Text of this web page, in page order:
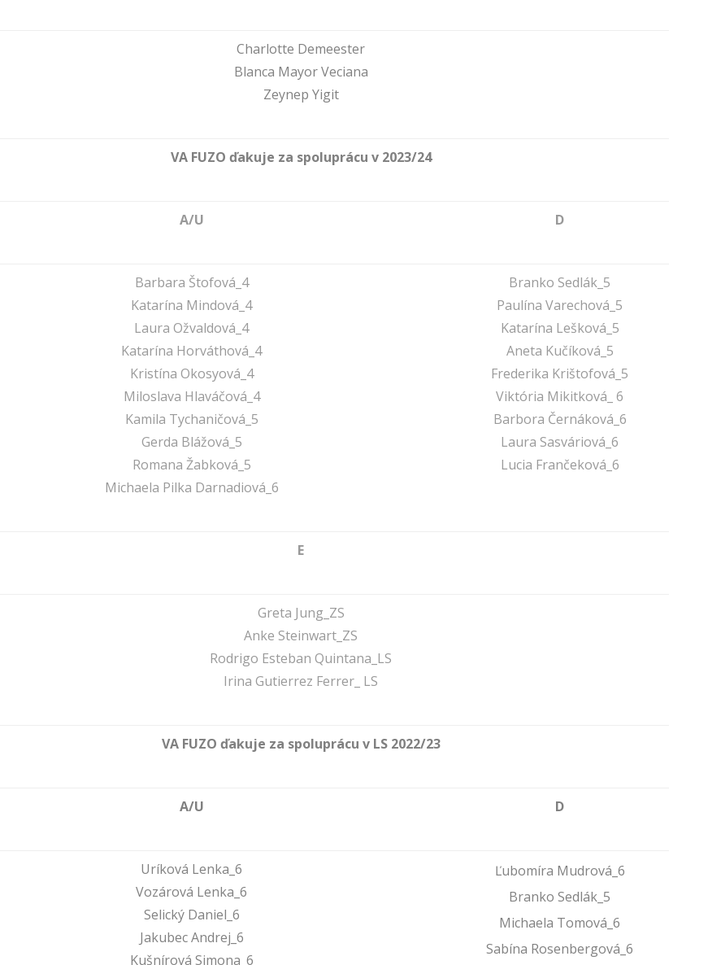
Charlotte Demeester
Blanca Mayor Veciana
Zeynep Yigit
VA FUZO ďakuje za spoluprácu v 2023/24
A/U D
Barbara Štofová_4
Katarína Mindová_4
Laura Ožvaldová_4
Katarína Horváthová_4
Kristína Okosyová_4
Miloslava Hlaváčová_4
Kamila Tychaničová_5
Gerda Blážová_5
Romana Žabková_5
Michaela Pilka Darnadiová_6
Branko Sedlák_5
Paulína Varechová_5
Katarína Lešková_5
Aneta Kučíková_5
Frederika Krištofová_5
Viktória Mikitková_ 6
Barbora Černáková_6
Laura Sasváriová_6
Lucia Frančeková_6
E
Greta Jung_ZS
Anke Steinwart_ZS
Rodrigo Esteban Quintana_LS
Irina Gutierrez Ferrer_ LS
VA FUZO ďakuje za spoluprácu v LS 2022/23
A/U D
Uríková Lenka_6
Vozárová Lenka_6
Selický Daniel_6
Jakubec Andrej_6
Kušnírová Simona_6
Ľubomíra Mudrová_6
Branko Sedlák_5
Michaela Tomová_6
Sabína Rosenbergová_6